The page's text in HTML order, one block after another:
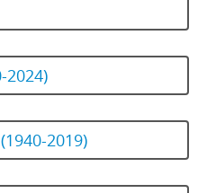
2024)
2019)